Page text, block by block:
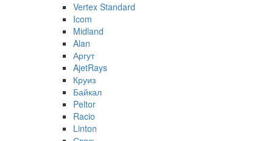
Vertex Standard
Icom
Midland
Alan
Аргут
AjetRays
Круиз
Байкал
Peltor
Racio
Linton